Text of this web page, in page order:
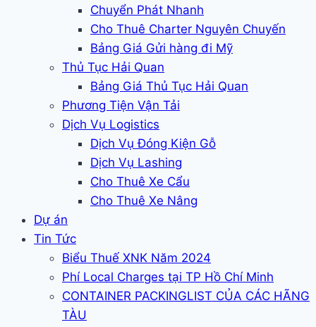
Chuyển Phát Nhanh
Cho Thuê Charter Nguyên Chuyến
Bảng Giá Gửi hàng đi Mỹ
Thủ Tục Hải Quan
Bảng Giá Thủ Tục Hải Quan
Phương Tiện Vận Tải
Dịch Vụ Logistics
Dịch Vụ Đóng Kiện Gỗ
Dịch Vụ Lashing
Cho Thuê Xe Cẩu
Cho Thuê Xe Nâng
Dự án
Tin Tức
Biểu Thuế XNK Năm 2024
Phí Local Charges tại TP Hồ Chí Minh
CONTAINER PACKINGLIST CỦA CÁC HÃNG
TÀU